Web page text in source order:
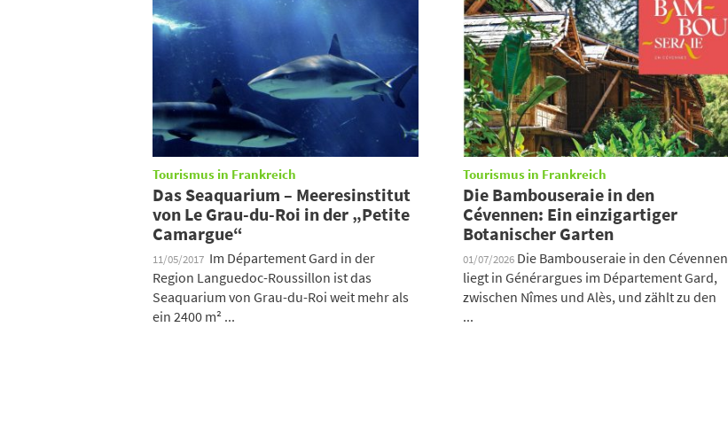
Tourismus in Frankreich
Das Seaquarium – Meeresinstitut
von Le Grau-du-Roi in der „Petite
Camargue“
11/05/2017 Im Département Gard in der
Region Languedoc-Roussillon ist das
Seaquarium von Grau-du-Roi weit mehr als
ein 2400 m² ...
Tourismus in Frankreich
Die Bambouseraie in den
Cévennen: Ein einzigartiger
Botanischer Garten
01/07/2026 Die Bambouseraie in den Cévennen
liegt in Générargues im Département Gard,
zwischen Nîmes und Alès, und zählt zu den
...